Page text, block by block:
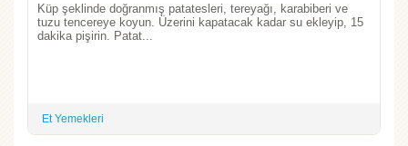
Küp şeklinde doğranmış patatesleri, tereyağı, karabiberi ve
tuzu tencereye koyun. Üzerini kapatacak kadar su ekleyip, 15
dakika pişirin. Patat...
Et Yemekleri